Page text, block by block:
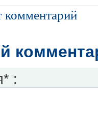
комментарий
: